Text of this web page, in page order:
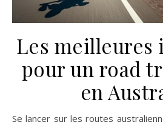
Les meilleures
pour un road
en
Se lancer sur les routes australiennes à moto, c’est ouvrir